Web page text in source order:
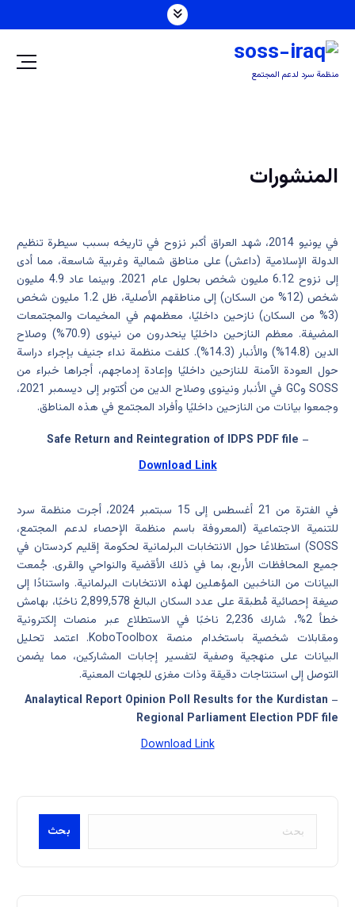
k
منظمة سرد لدعم المجتمع
المنشورات
في يونيو 2014، شهد العراق أكبر نزوح في تاريخه بسبب سيطرة تنظيم
الدولة الإسلامية (داعش) على مناطق شمالية وغربية شاسعة، مما أدى
إلى نزوح 6.12 مليون شخص بحلول عام 2021. وبينما عاد 4.9 مليون
شخص (12% من السكان) إلى مناطقهم الأصلية، ظل 1.2 مليون شخص
(3% من السكان) نازحين داخليًا، معظمهم في المخيمات والمجتمعات
المضيفة. معظم النازحين داخليًا ينحدرون من نينوى (70.9%) وصلاح
الدين (14.8%) والأنبار (14.3%). كلفت منظمة نداء جنيف بإجراء دراسة
حول العودة الآمنة للنازحين داخليًا وإعادة إدماجهم، أجراها خبراء من
SOSS وGC في الأنبار ونينوى وصلاح الدين من أكتوبر إلى ديسمبر 2021،
وجمعوا بيانات من النازحين داخليًا وأفراد المجتمع في هذه المناطق.
–
Safe Return and Reintegration of IDPS PDF file
Download Link
في الفترة من 21 أغسطس إلى 15 سبتمبر 2024، أجرت منظمة سرد
للتنمية الاجتماعية (المعروفة باسم منظمة الإحصاء لدعم المجتمع،
SOSS) استطلاعًا حول الانتخابات البرلمانية لحكومة إقليم كردستان في
جميع المحافظات الأربع، بما في ذلك الأقضية والنواحي والقرى. جُمعت
البيانات من الناخبين المؤهلين لهذه الانتخابات البرلمانية. واستنادًا إلى
صيغة إحصائية مُطبقة على عدد السكان البالغ 2,899,578 ناخبًا، بهامش
خطأ 2%، شارك 2,236 ناخبًا في الاستطلاع عبر منصات إلكترونية
ومقابلات شخصية باستخدام منصة KoboToolbox. اعتمد تحليل
البيانات على منهجية وصفية لتفسير إجابات المشاركين، مما يضمن
التوصل إلى استنتاجات دقيقة وذات مغزى للجهات المعنية.
–
Analaytical Report Opinion Poll Results for the Kurdistan
Regional Parliament Election PDF file
Download Link
بحث